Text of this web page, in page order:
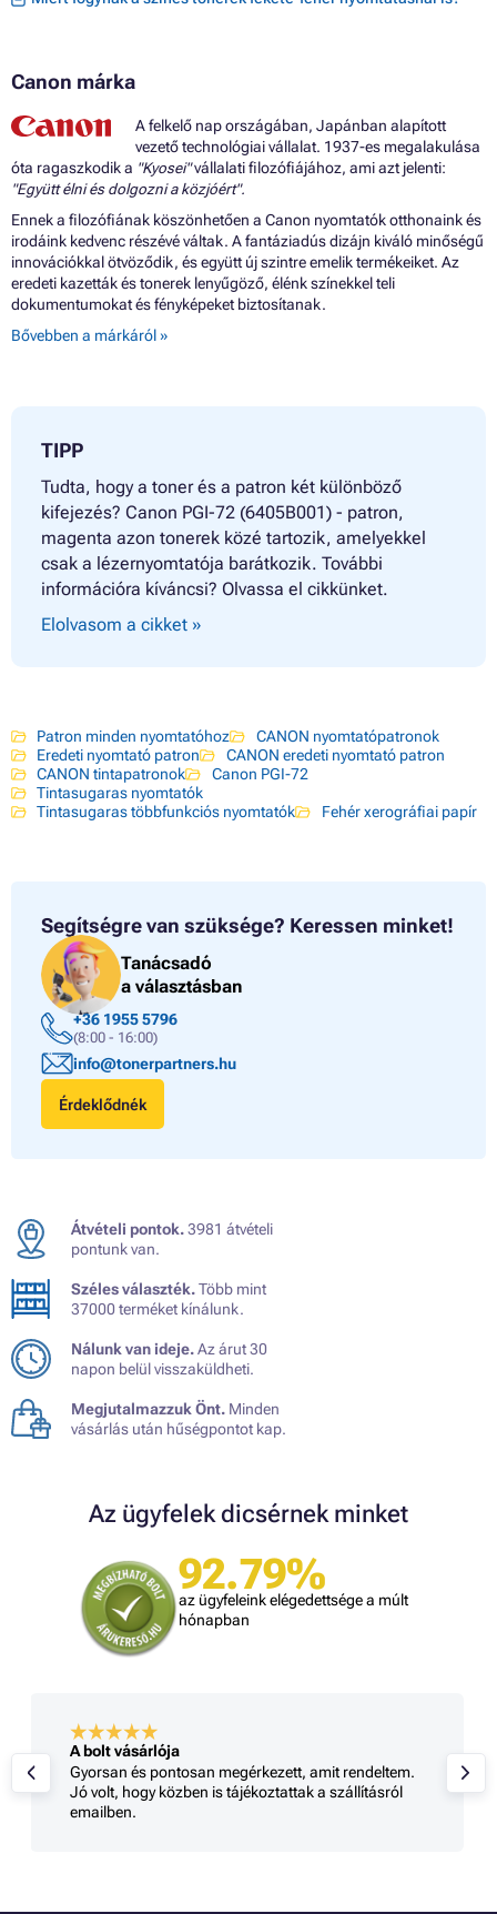
Canon márka
A felkelő nap országában, Japánban alapított
vezető technológiai vállalat. 1937-es megalakulása
óta ragaszkodik a "Kyosei"vállalati filozófiájához, ami azt jelenti:
"Együtt élni és dolgozni a közjóért".
Ennek a filozófiának köszönhetően a Canon nyomtatók otthonaink és
irodáink kedvenc részévé váltak. A fantáziadús dizájn kiváló minőségű
innovációkkal ötvöződik, és együtt új szintre emelik termékeiket. Az
eredeti kazetták és tonerek lenyűgöző, élénk színekkel teli
dokumentumokat és fényképeket biztosítanak.
Bővebben a márkáról »
TIPP
Tudta, hogy a toner és a patron két különböző
kifejezés? Canon PGI-72 (6405B001) - patron,
magenta azon tonerek közé tartozik, amelyekkel
csak a lézernyomtatója barátkozik. További
információra kíváncsi? Olvassa el cikkünket.
Elolvasom a cikket »
Patron minden nyomtatóhoz
CANON nyomtatópatronok
Eredeti nyomtató patron
CANON eredeti nyomtató patron
CANON tintapatronok
Canon PGI-72
Tintasugaras nyomtatók
Tintasugaras többfunkciós nyomtatók
Fehér xerográfiai papír
Segítségre van szüksége? Keressen minket!
Tanácsadó
a választásban
+36 1955 5796
(8:00 - 16:00)
info@tonerpartners.hu
Érdeklődnék
Átvételi pontok.3981 átvételi
pontunk van.
Széles választék.Több mint
37000 terméket kínálunk.
Nálunk van ideje.Az árut 30
napon belül visszaküldheti.
Megjutalmazzuk Önt. Minden
vásárlás után hűségpontot kap.
Az ügyfelek dicsérnek minket
92.79%
az ügyfeleink elégedettsége a múlt
hónapban
A bolt vásárlója
Gyorsan és pontosan megérkezett, amit rendeltem.
Jó volt, hogy közben is tájékoztattak a szállításról
emailben.